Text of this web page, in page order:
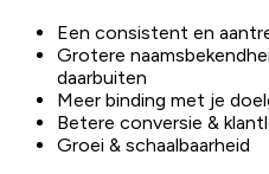
Een consistent en
Grotere
daarbuiten
Meer binding met je
Betere conversie &
Groei & schaalbaarheid